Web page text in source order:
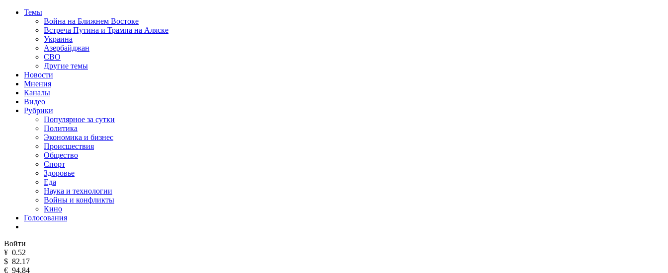
Темы
Война на Ближнем Востоке
Встреча Путина и Трампа на Аляске
Украина
Азербайджан
СВО
Другие темы
Новости
Мнения
Каналы
Видео
Рубрики
Популярное за сутки
Политика
Экономика и бизнес
Происшествия
Общество
Спорт
Здоровье
Еда
Наука и технологии
Войны и конфликты
Кино
Голосования
Войти
¥ 0.52
$ 82.17
€ 94.84